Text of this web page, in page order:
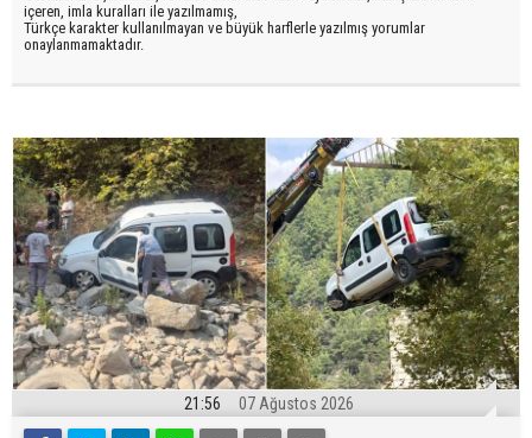
içeren, imla kuralları ile yazılmamış,
Türkçe karakter kullanılmayan ve büyük harflerle yazılmış yorumlar
onaylanmamaktadır.
21:56 07 Ağustos 2026